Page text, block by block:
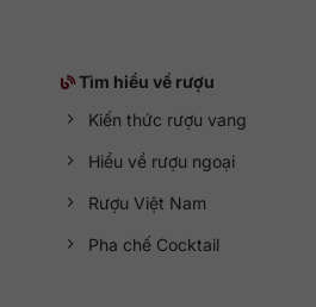
Tìm hiểu về rượu
Kiến thức rượu vang
Hiểu về rượu ngoại
Rượu Việt Nam
Pha chế Cocktail